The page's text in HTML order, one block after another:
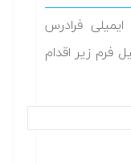
فرادرس
فرم زیر اقدام